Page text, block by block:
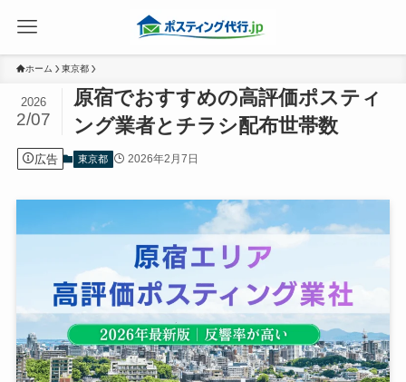
ホーム 東京都
原宿でおすすめの高評価ポスティ
ング業者とチラシ配布世帯数
2026
2/07
広告 東京都 2026年2月7日